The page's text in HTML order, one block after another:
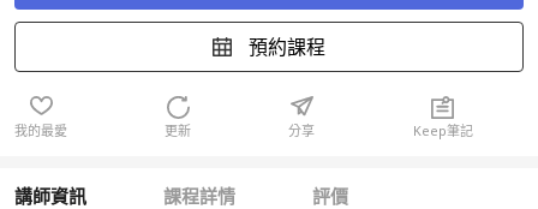
預約課程
我的最愛 更新 分享 Keep筆記
講師資訊 課程詳情 評價